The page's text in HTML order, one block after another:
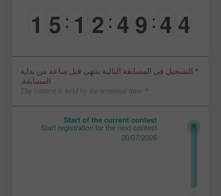
1 5 : 1 2 : 4 9 : 4 3
* التسجيل فى المسابقة التالية ينتهى قبل ساعة من بداية
المسابقة.
* The contest is held by the terminal time
Start of the current contest
Start registration for the next contest
20/07/2026